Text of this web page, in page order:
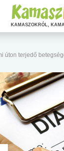
úton terjedő
KAMASZOKRÓL,